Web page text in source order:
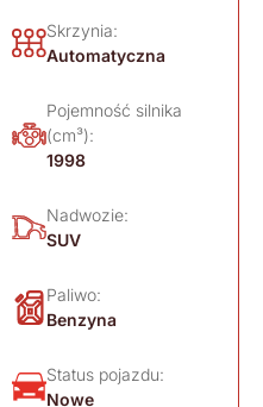
Skrzynia:
Automatyczna
Pojemność silnika
(cm³):
1998
Nadwozie:
SUV
Paliwo:
Benzyna
Status pojazdu:
Nowe